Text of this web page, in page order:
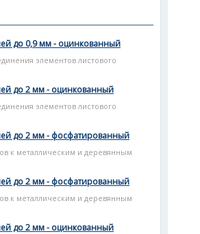
до 0,9 мм - оцинкованный
элементов листового
до 2 мм - оцинкованный
элементов листового
до 2 мм - фосфатированный
к металлическим и деревянным
до 2 мм - фосфатированный
к металлическим и деревянным
до 2 мм - оцинкованный